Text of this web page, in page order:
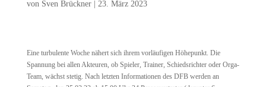
von Sven Brückner| 23. März 2023
Eine turbulente Woche nähert sich ihrem vorläufigen Höhepunkt. Die
Spannung bei allen Akteuren, ob Spieler, Trainer, Schiedsrichter oder Orga-
Team, wächst stetig. Nach letzten Informationen des DFB werden an